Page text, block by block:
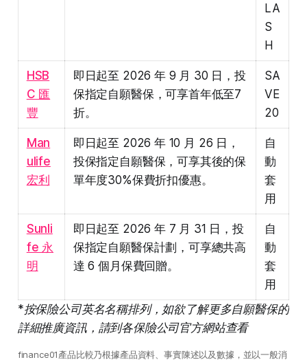
LA
S
H
HSB
C 匯
豐
即日起至 2026 年 9 月 30 日，投
保指定自願醫保，可享首年低至7
折。
SA
VE
20
Man
ulife
宏利
即日起至 2026 年 10 月 26 日，
投保指定自願醫保，可享其後的保
單年度30%保費折扣優惠。
自
動
套
用
Sunli
fe 永
明
即日起至 2026 年 7 月 31 日，投
保指定自願醫保計劃，可享總共高
達 6 個月保費回贈。
自
動
套
用
*按保險公司英名名稱排列，如欲了解更多自願醫保的
詳細推廣資訊，請到各保險公司官方網站查看
finance01產品比較乃根據產品資料、事實陳述以及數據，並以一般消